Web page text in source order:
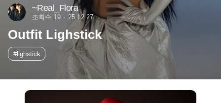
~Real_Flora
조회수 19 25.12.27
Outfit Lighstick
#lighstick